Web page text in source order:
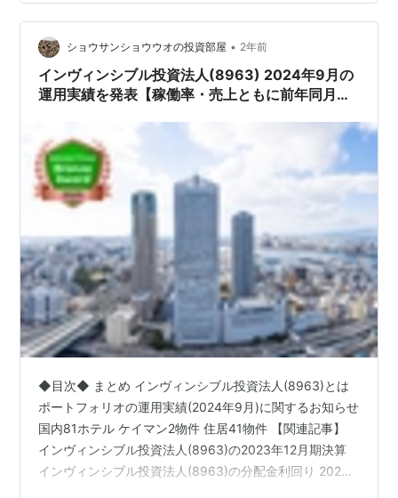
たので、ご紹介したいと思います。 今回は 「今週届いた
株主優待 ～ラオックスHD(…
ショウサンショウウオの投資部屋 • 2年前
インヴィンシブル投資法人(8963) 2024年9月の
運用実績を発表【稼働率・売上ともに前年同月比
◆目次◆ まとめ インヴィンシブル投資法人(8963)とは
ポートフォリオの運用実績(2024年9月)に関するお知らせ
国内81ホテル ケイマン2物件 住居41物件 【関連記事】
インヴィンシブル投資法人(8963)の2023年12月期決算
インヴィンシブル投資法人(8963)の分配金利回り 2024